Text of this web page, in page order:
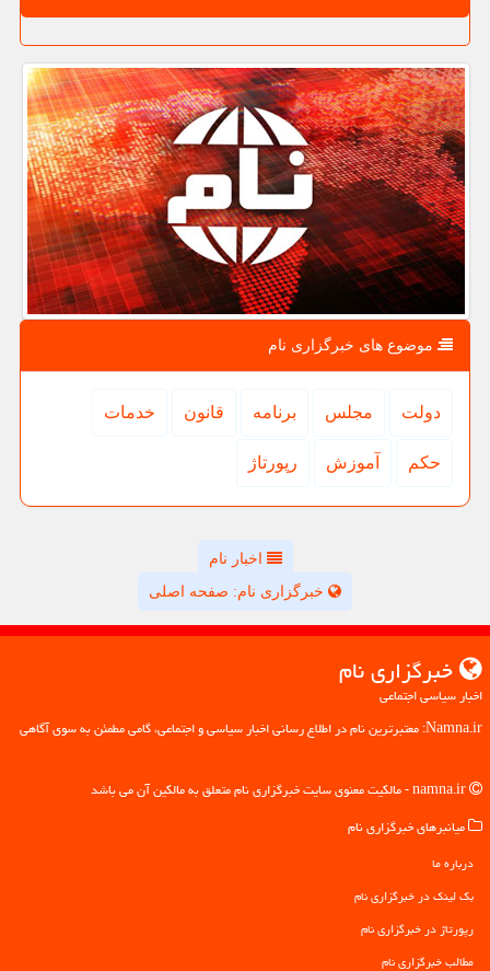
موضوع های خبرگزاری نام
دولت مجلس برنامه قانون خدمات
حكم آموزش رپورتاژ
اخبار نام
خبرگزاری نام: صفحه اصلی
خبرگزاری نام
اخبار سیاسی اجتماعی
Namna.ir: معتبرترین نام در اطلاع رسانی اخبار سیاسی و اجتماعی، گامی مطمئن به سوی آگاهی
میانبرهای خبرگزاری نام
درباره ما
بک لینک در خبرگزاری نام
رپورتاژ در خبرگزاری نام
مطالب خبرگزاری نام